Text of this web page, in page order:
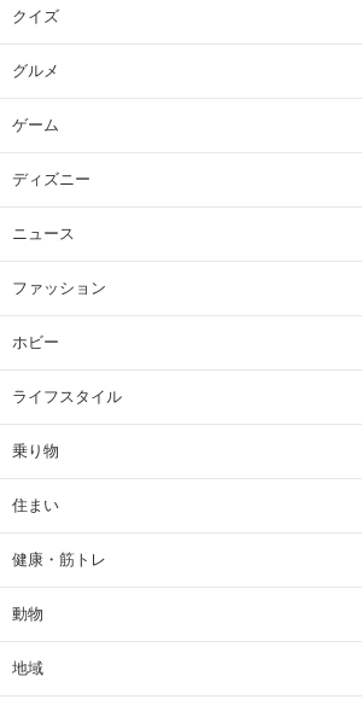
クイズ
グルメ
ゲーム
ディズニー
ニュース
ファッション
ホビー
ライフスタイル
乗り物
住まい
健康・筋トレ
動物
地域